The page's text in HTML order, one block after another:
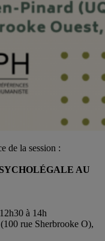
de la session :
AU
à 14h
rue Sherbrooke O),